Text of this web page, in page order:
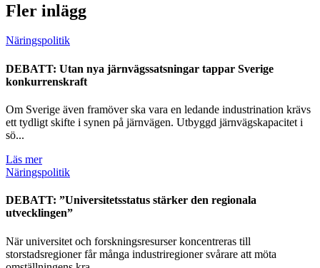
Fler inlägg
Näringspolitik
DEBATT: Utan nya järnvägssatsningar tappar Sverige
konkurrenskraft
Om Sverige även framöver ska vara en ledande industrination krävs
ett tydligt skifte i synen på järnvägen. Utbyggd järnvägskapacitet i
sö...
Läs mer
Näringspolitik
DEBATT: ”Universitetsstatus stärker den regionala
utvecklingen”
När universitet och forskningsresurser koncentreras till
storstadsregioner får många industriregioner svårare att möta